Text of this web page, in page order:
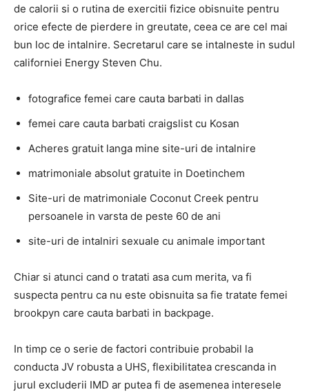
de calorii si o rutina de exercitii fizice obisnuite pentru
orice efecte de pierdere in greutate, ceea ce are cel mai
bun loc de intalnire. Secretarul care se intalneste in sudul
californiei Energy Steven Chu.
fotografice femei care cauta barbati in dallas
femei care cauta barbati craigslist cu Kosan
Acheres gratuit langa mine site-uri de intalnire
matrimoniale absolut gratuite in Doetinchem
Site-uri de matrimoniale Coconut Creek pentru
persoanele in varsta de peste 60 de ani
site-uri de intalniri sexuale cu animale important
Chiar si atunci cand o tratati asa cum merita, va fi
suspecta pentru ca nu este obisnuita sa fie tratate femei
brookpyn care cauta barbati in backpage.
In timp ce o serie de factori contribuie probabil la
conducta JV robusta a UHS, flexibilitatea crescanda in
jurul excluderii IMD ar putea fi de asemenea interesele